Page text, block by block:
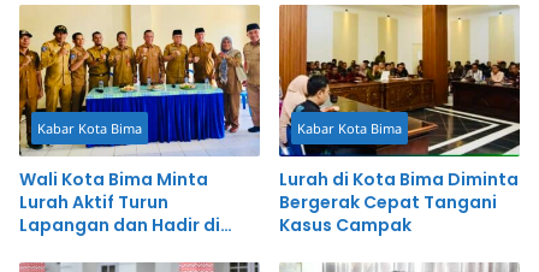
Kabar Kota Bima
Wali Kota Bima Minta
Lurah Aktif Turun
Lapangan dan Hadir di
Kabar Kota Bima
Lurah di Kota Bima Diminta
Bergerak Cepat Tangani
Kasus Campak